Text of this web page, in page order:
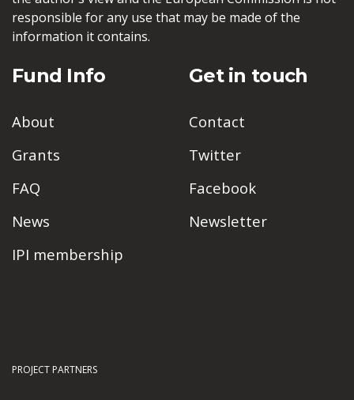
responsible for any use that may be made of the
information it contains.
Fund Info
About
Grants
FAQ
News
IPI membership
Get in touch
Contact
Twitter
Facebook
Newsletter
PROJECT PARTNERS